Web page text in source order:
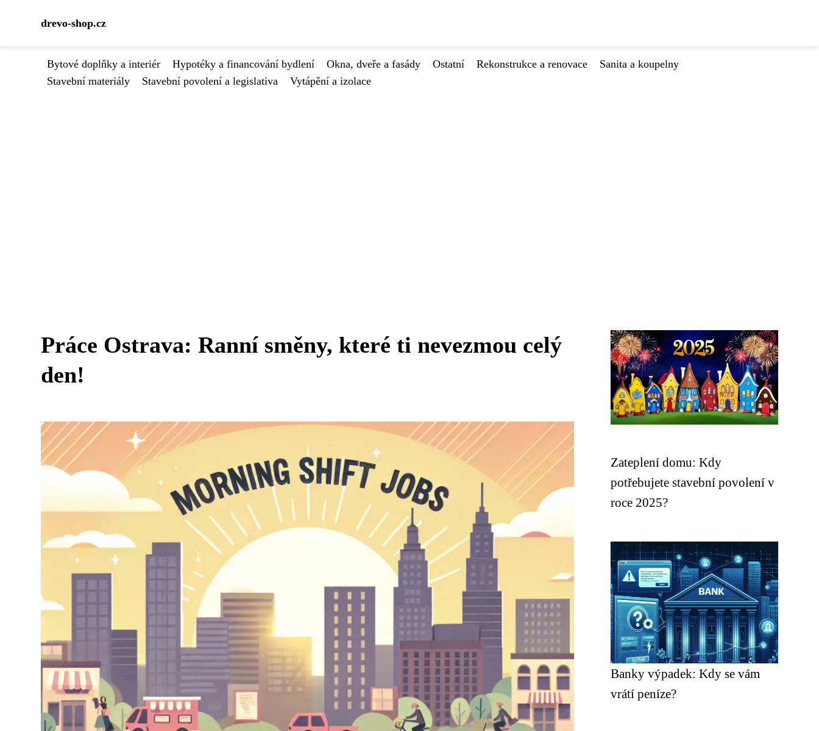
drevo-shop.cz
Bytové doplňky a interiér Hypotéky a financování bydlení Okna, dveře a fasády Ostatní Rekonstrukce a renovace
Sanita a koupelny
Stavební materiály
Stavební povolení a legislativa Vytápění a izolace
Práce Ostrava: Ranní směny, které ti nevezmou celý
den!
Zateplení domu: Kdy
potřebujete stavební povolení v
roce 2025?
Banky výpadek: Kdy se vám
vrátí peníze?